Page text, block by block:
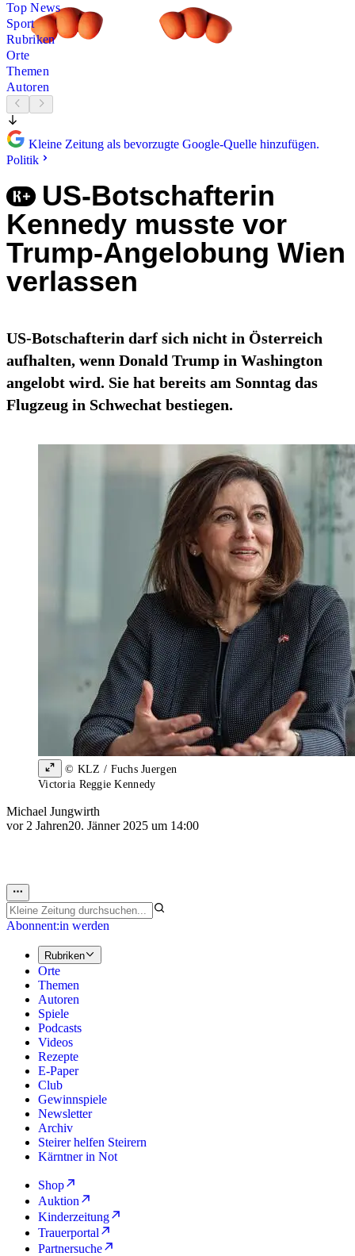
Top News
Sport
Rubriken
Orte
Themen
Autoren
Kleine Zeitung als bevorzugte Google-Quelle hinzufügen.
Politik
US-Botschafterin
Kennedy musste vor
Trump-Angelobung Wien
verlassen
US-Botschafterin darf sich nicht in Österreich
aufhalten, wenn Donald Trump in Washington
angelobt wird. Sie hat bereits am Sonntag das
Flugzeug in Schwechat bestiegen.
© KLZ / Fuchs Juergen
Victoria Reggie Kennedy
Michael Jungwirth
vor 2 Jahren20. Jänner 2025 um 14:00
Abonnent:in werden
Rubriken
Orte
Themen
Autoren
Spiele
Podcasts
Videos
Rezepte
E-Paper
Club
Gewinnspiele
Newsletter
Archiv
Steirer helfen Steirern
Kärntner in Not
Shop
Auktion
Kinderzeitung
Trauerportal
Partnersuche